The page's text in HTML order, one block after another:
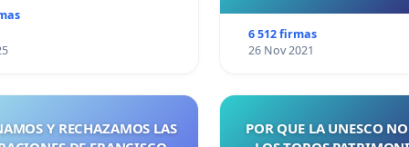
6 512 firmas
26 Nov 2021
Y RECHAZAMOS LAS
POR QUE LA UNESCO